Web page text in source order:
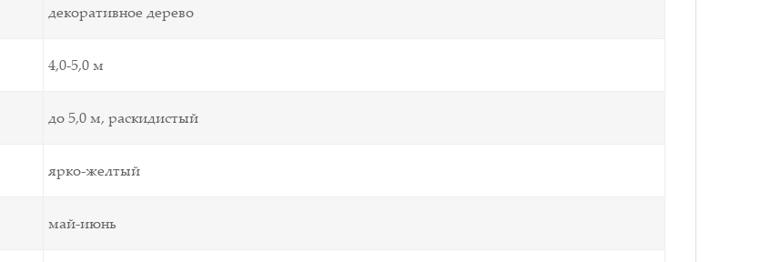
декоративное дерево
4,0-5,0 м
до 5,0 м, раскидистый
ярко-желтый
май-июнь